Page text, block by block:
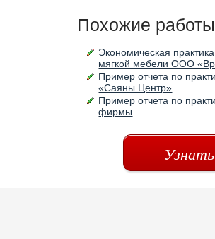
Похожие
Экономическая
мягкой мебели ООО
Пример отчета по
«Саяны Центр»
Пример отчета по
фирмы